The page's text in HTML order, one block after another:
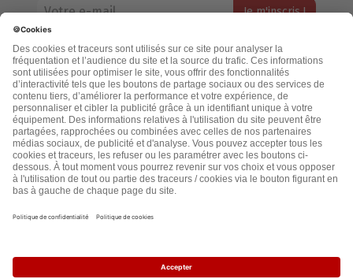
jamais échangée. Pour consulter notre politique de confidentialité,
cliquez ici.
Accueil
Politique de confidentialité
Cookies